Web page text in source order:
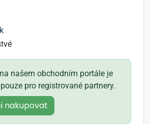
našem obchodním portále je
pro registrované partnery.
nakupovat